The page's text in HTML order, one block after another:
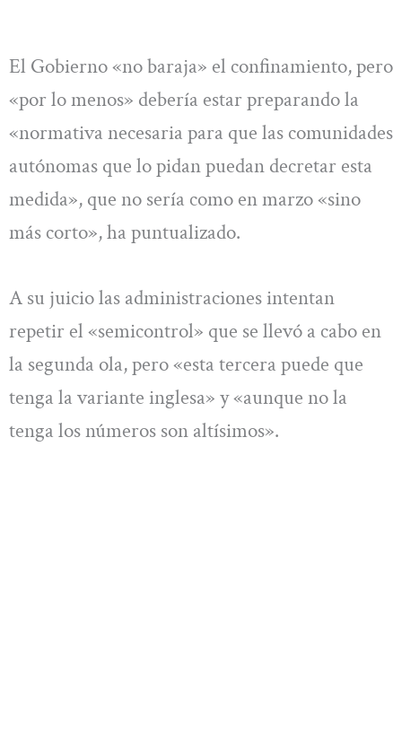
El Gobierno «no baraja» el confinamiento, pero
«por lo menos» debería estar preparando la
«normativa necesaria para que las comunidades
autónomas que lo pidan puedan decretar esta
medida», que no sería como en marzo «sino
más corto», ha puntualizado.
A su juicio las administraciones intentan
repetir el «semicontrol» que se llevó a cabo en
la segunda ola, pero «esta tercera puede que
tenga la variante inglesa» y «aunque no la
tenga los números son altísimos».